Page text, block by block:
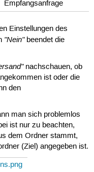
Empfangsanfrage
Einstellungen des
"Nein"beendet die
nachschauen, ob
ist oder die
den
man sich problemlos
ist nur zu beachten,
dem Ordner stammt,
(Ziel) angegeben ist.